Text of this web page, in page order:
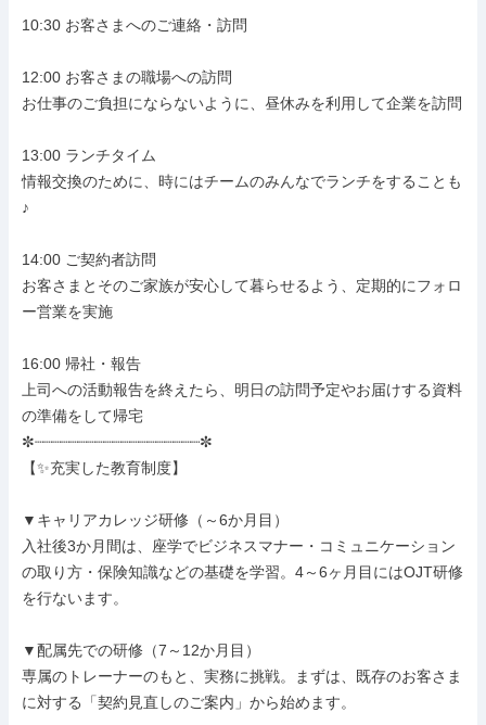
10:30 お客さまへのご連絡・訪問
12:00 お客さまの職場への訪問
お仕事のご負担にならないように、昼休みを利用して企業を訪問
13:00 ランチタイム
情報交換のために、時にはチームのみんなでランチをすることも
♪
14:00 ご契約者訪問
お客さまとそのご家族が安心して暮らせるよう、定期的にフォロ
ー営業を実施
16:00 帰社・報告
上司への活動報告を終えたら、明日の訪問予定やお届けする資料
の準備をして帰宅
✼┈┈┈┈┈┈┈┈┈┈┈┈┈┈┈┈┈┈┈✼
【✨充実した教育制度】
▼キャリアカレッジ研修（～6か月目）
入社後3か月間は、座学でビジネスマナー・コミュニケーション
の取り方・保険知識などの基礎を学習。4～6ヶ月目にはOJT研修
を行ないます。
▼配属先での研修（7～12か月目）
専属のトレーナーのもと、実務に挑戦。まずは、既存のお客さま
に対する「契約見直しのご案内」から始めます。